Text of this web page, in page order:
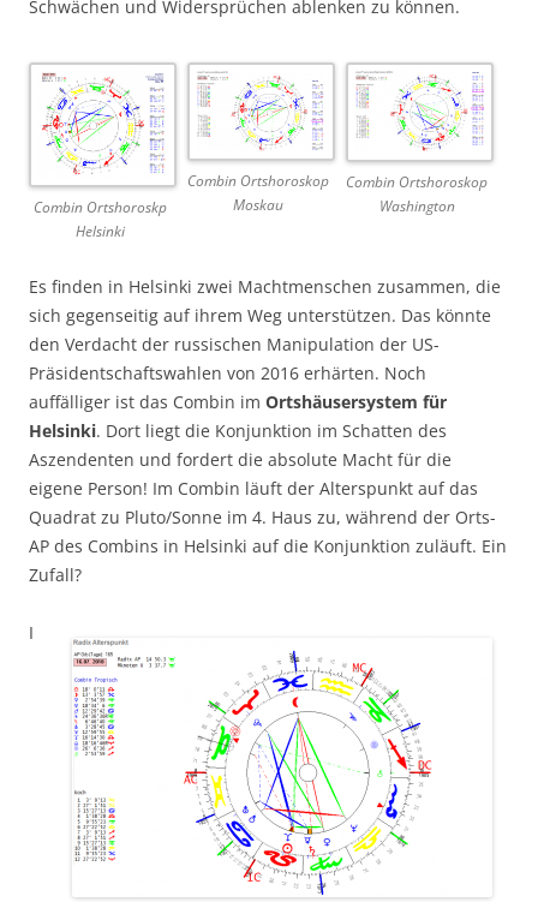
Schwächen und Widersprüchen ablenken zu können.
Combin Ortshoroskp
Helsinki
Combin Ortshoroskop
Moskau
Combin Ortshoroskop
Washington
Es finden in Helsinki zwei Machtmenschen zusammen, die
sich gegenseitig auf ihrem Weg unterstützen. Das könnte
den Verdacht der russischen Manipulation der US-
Präsidentschaftswahlen von 2016 erhärten. Noch
auffälliger ist das Combin im Ortshäusersystem für
Helsinki. Dort liegt die Konjunktion im Schatten des
Aszendenten und fordert die absolute Macht für die
eigene Person! Im Combin läuft der Alterspunkt auf das
Quadrat zu Pluto/Sonne im 4. Haus zu, während der Orts-
AP des Combins in Helsinki auf die Konjunktion zuläuft. Ein
Zufall?
I